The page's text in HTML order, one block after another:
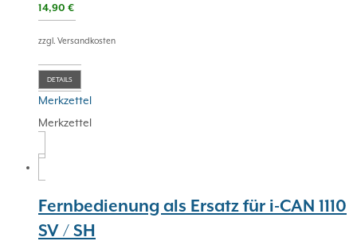
14,90 €
zzgl. Versandkosten
DETAILS
Merkzettel
Merkzettel
Fernbedienung als Ersatz für i-CAN 1110
SV / SH